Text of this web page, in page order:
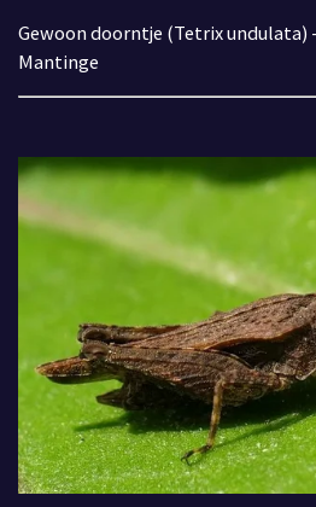
Gewoon doorntje (Tetrix undulata)
Mantinge